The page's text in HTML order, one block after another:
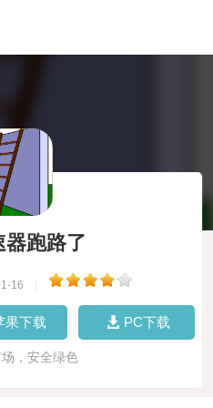
跑路了
16
果下载 PC下载
，安全绿色